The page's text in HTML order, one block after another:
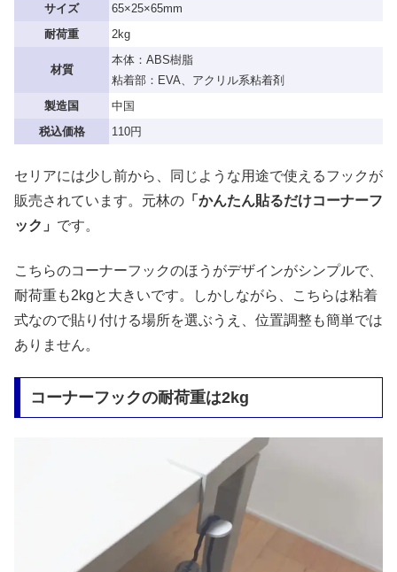
サイズ
65×25×65mm
耐荷重
2kg
材質
本体：ABS樹脂
粘着部：EVA、アクリル系粘着剤
製造国
中国
税込価格
110円
セリアには少し前から、同じような用途で使えるフックが
販売されています。元林の 「かんたん貼るだけコーナーフ
ック」 です。
こちらのコーナーフックのほうがデザインがシンプルで、
耐荷重も2kgと大きいです。しかしながら、こちらは粘着
式なので貼り付ける場所を選ぶうえ、位置調整も簡単では
ありません。
コーナーフックの耐荷重は2kg